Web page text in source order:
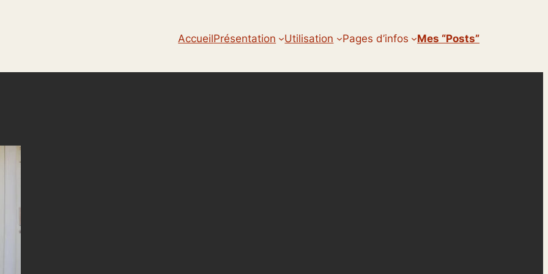
AccueilPrésentation Utilisation Pages d’infos Mes “posts”